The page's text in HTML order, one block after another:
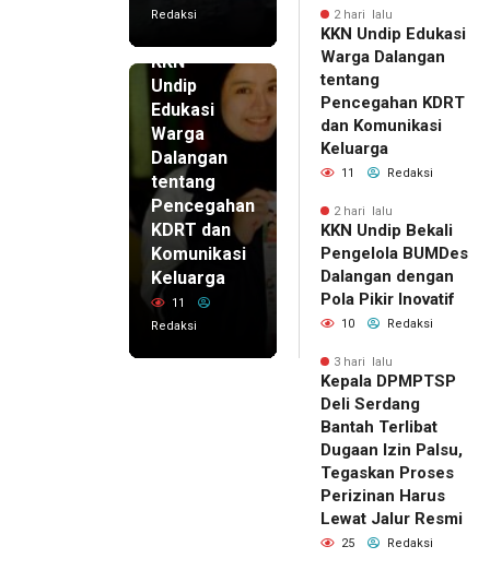
Redaksi
KKN
Undip
Edukasi
Warga
Dalangan
tentang
Pencegahan
KDRT dan
Komunikasi
Keluarga
11
Redaksi
2 hari lalu
KKN Undip Edukasi
Warga Dalangan
tentang
Pencegahan KDRT
dan Komunikasi
Keluarga
11 Redaksi
2 hari lalu
KKN Undip Bekali
Pengelola BUMDes
Dalangan dengan
Pola Pikir Inovatif
10 Redaksi
3 hari lalu
Kepala DPMPTSP
Deli Serdang
Bantah Terlibat
Dugaan Izin Palsu,
Tegaskan Proses
Perizinan Harus
Lewat Jalur Resmi
25 Redaksi